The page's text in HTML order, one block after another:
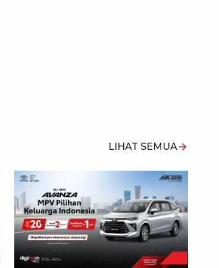
LIHAT SEMUA